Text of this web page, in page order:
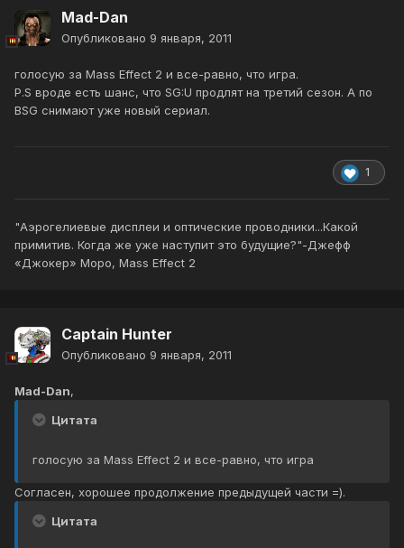
Mad-Dan
Опубликовано 9 января, 2011
голосую за Mass Effect 2 и все-равно, что игра.
P.S вроде есть шанс, что SG:U продлят на третий сезон. А по
BSG снимают уже новый сериал.
1
"Аэрогелиевые дисплеи и оптические проводники...Какой
примитив. Когда же уже наступит это будущие?"-Джефф
«Джокер» Моро, Mass Effect 2
Captain Hunter
Опубликовано 9 января, 2011
Mad-Dan,
Цитата
голосую за Mass Effect 2 и все-равно, что игра
Согласен, хорошее продолжение предыдущей части =).
Цитата